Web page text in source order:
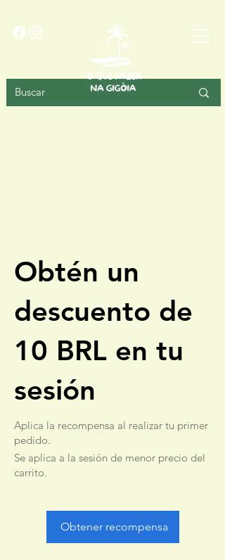
Obtén un
descuento de
10 BRL en tu
sesión
Aplica la recompensa al realizar tu primer
pedido.
Obtener recompensa
Se aplica a la sesión de menor precio del
carrito.